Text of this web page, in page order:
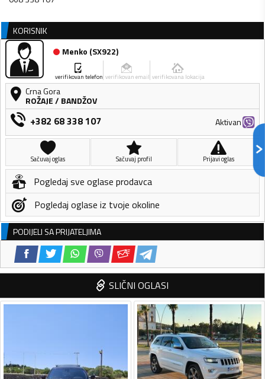
KORISNIK
Menko (SX922)
verifikovan telefon verifikovan email verifikovana lokacija
Crna Gora
ROŽAJE/ BANDŽOV
+382 68 338 107 Aktivan
Sačuvaj oglas Sačuvaj profil Prijavi oglas
Pogledaj sve oglase prodavca
Pogledaj oglase iz tvoje okoline
PODIJELI SA PRIJATELJIMA
SLIČNI OGLASI